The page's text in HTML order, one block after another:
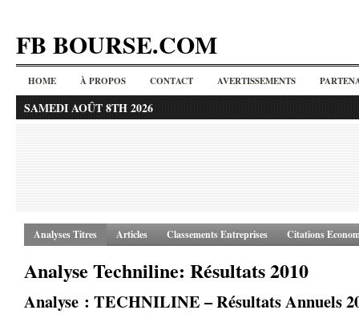
FB BOURSE.COM
HOME À PROPOS CONTACT AVERTISSEMENTS
SAMEDI AOÛT 8TH 2026
Analyses Titres Articles Classements Entreprises Citations
Analyse Techniline: Résultats 2010
Analyse : TECHNILINE – Résultats Annuels